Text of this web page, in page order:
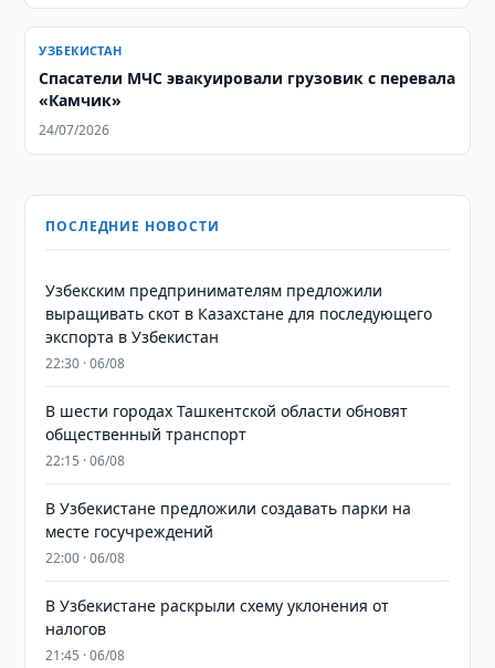
УЗБЕКИСТАН
Спасатели МЧС эвакуировали грузовик с перевала
«Камчик»
24/07/2026
ПОСЛЕДНИЕ НОВОСТИ
Узбекским предпринимателям предложили
выращивать скот в Казахстане для последующего
экспорта в Узбекистан
22:30 · 06/08
В шести городах Ташкентской области обновят
общественный транспорт
22:15 · 06/08
В Узбекистане предложили создавать парки на
месте госучреждений
22:00 · 06/08
В Узбекистане раскрыли схему уклонения от
налогов
21:45 · 06/08